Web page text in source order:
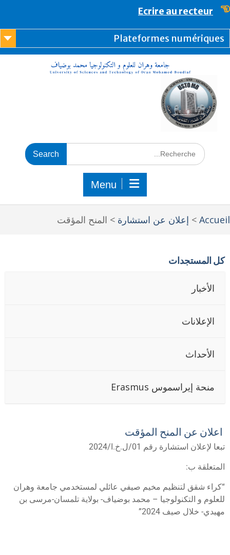
content
Ecrire au recteur
Plateformes
Menu
> إعلان عن استشارة> المنح المؤقت
المستجدات
الأخبار
الإعلانات
الأحداث
منحة إيراسموس Erasmus
عن المنح المؤقت
لإعلان استشارة رقم 01/ل.خ.ا/2024
ب:
شقق لتنظيم مخيم صيفي عائلي لمستخدمي جامعة وهران
و التكنولوجيا – محمد بوضياف- بولاية تلمسان-مرسى بن
خلال صيف 2024”